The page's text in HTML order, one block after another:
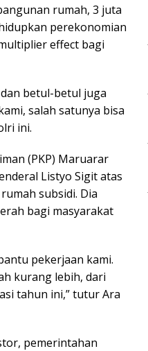
rumah, 3 juta
perekonomian
effect bagi
betul-betul juga
salah satunya bisa
ini.
(PKP) Maruarar
Listyo Sigit atas
subsidi. Dia
bagi masyarakat
pekerjaan kami.
kurang lebih, dari
tahun ini,” tutur Ara
pemerintahan